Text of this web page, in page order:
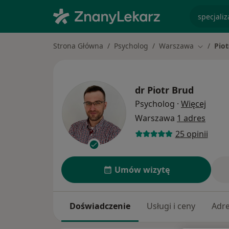
Strona Główna Psycholog Warszawa Zmień
dr Piotr Brud
Psycholog · Więcej
Warszawa 1 adres
25 opinii
Umów wizytę
Doświadczenie Usługi i ceny